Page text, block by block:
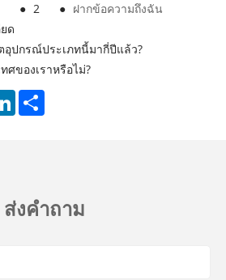
● 2 ● ฝากข้อความถึงฉัน
ด
ปกรณ์ประเภทนี้มากี่ปีแล้ว?
ของเราหรือไม่?
LinkedIn
ส่งคำถาม